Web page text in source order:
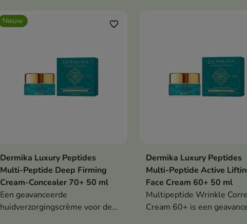
Nieuw
In winkelwagen
favorite_border
Dermika Luxury Peptides
Multi-Peptide Deep Firming
Cream-Concealer 70+ 50 ml
Een geavanceerde
huidverzorgingscrème voor de
In winkelwagen
Dermika Luxury Peptides
Multi-Peptide Active
Face Cream 60+ 50 ml
Multipeptide Wrinkle
Cream 60+ is een